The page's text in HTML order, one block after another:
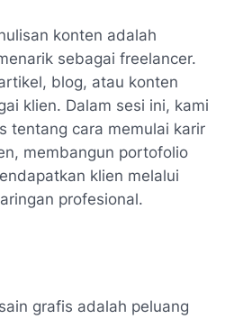
konten adalah
sebagai freelancer.
blog, atau konten
klien. Dalam sesi ini, kami
tentang cara memulai karir
membangun portofolio
klien melalui
profesional.
grafis adalah peluang